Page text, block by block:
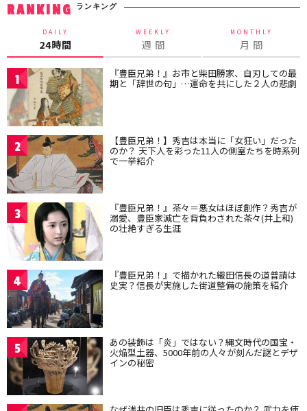
RANKING ランキング
DAILY
24時間
WEEKLY
週 間
MONTHLY
月 間
1 『豊臣兄弟！』お市と柴田勝家、自刃しての最
期と「辞世の句」…運命を共にした２人の悲劇
2 【豊臣兄弟！】秀吉は本当に「女狂い」だった
のか？ 天下人を彩った11人の側室たちを時系列
で一挙紹介
3 『豊臣兄弟！』茶々＝悪女はほぼ創作？秀吉が
溺愛、豊臣家滅亡を背負わされた茶々(井上和)
の壮絶すぎる生涯
4 『豊臣兄弟！』で描かれた織田信長の道普請は
史実？信長が実施した街道整備の施策を紹介
5 あの装飾は「炎」ではない？縄文時代の国宝・
火焔型土器、5000年前の人々が刻んだ謎とデザ
インの秘密